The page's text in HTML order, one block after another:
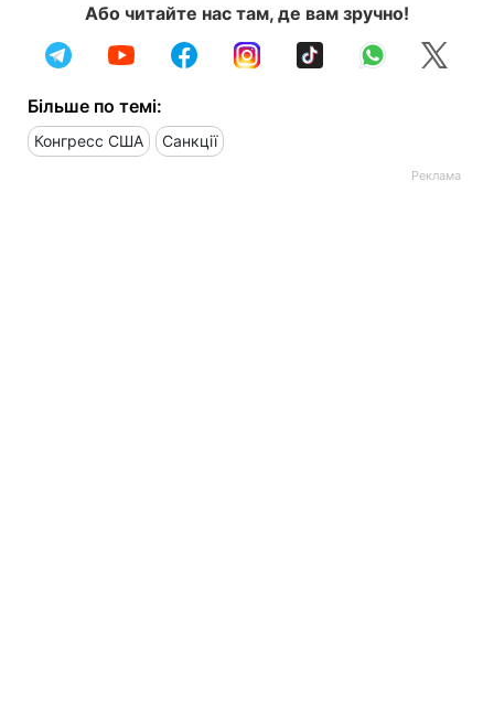
Або читайте нас там, де вам зручно!
Більше по темі:
Конгресс США Санкції